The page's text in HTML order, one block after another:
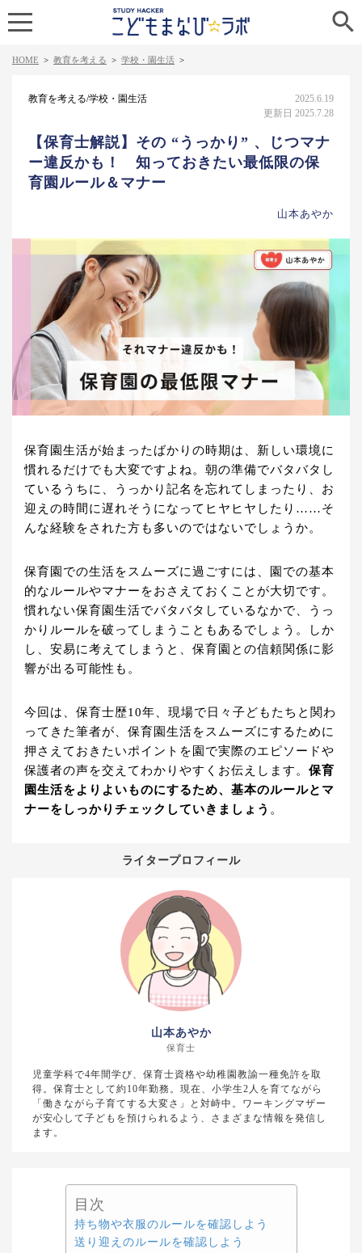

HOME > 教育を考える > 学校・園生活 >
教育を考える/学校・園生活
2025.6.19
更新日 2025.7.28
【保育士解説】その “うっかり” 、じつマナ
ー違反かも！ 知っておきたい最低限の保
育園ルール＆マナー
山本あやか
保育園生活が始まったばかりの時期は、新しい環境に
慣れるだけでも大変ですよね。朝の準備でバタバタし
ているうちに、うっかり記名を忘れてしまったり、お
迎えの時間に遅れそうになってヒヤヒヤしたり……そ
んな経験をされた方も多いのではないでしょうか。
保育園での生活をスムーズに過ごすには、園での基本
的なルールやマナーをおさえておくことが大切です。
慣れない保育園生活でバタバタしているなかで、うっ
かりルールを破ってしまうこともあるでしょう。しか
し、安易に考えてしまうと、保育園との信頼関係に影
響が出る可能性も。
今回は、保育士歴10年、現場で日々子どもたちと関わ
ってきた筆者が、保育園生活をスムーズにするために
押さえておきたいポイントを園で実際のエピソードや
保護者の声を交えてわかりやすくお伝えします。 保育
園生活をよりよいものにするため、基本のルールとマ
ナーをしっかりチェックしていきましょう 。
ライタープロフィール
山本あやか
保育士
児童学科で4年間学び、保育士資格や幼稚園教諭一種免許を取
得。保育士として約10年勤務。現在、小学生2人を育てながら
「働きながら子育てする大変さ」と対峙中。ワーキングマザー
が安心して子どもを預けられるよう、さまざまな情報を発信し
ます。
目次
持ち物や衣服のルールを確認しよう
送り迎えのルールを確認しよう